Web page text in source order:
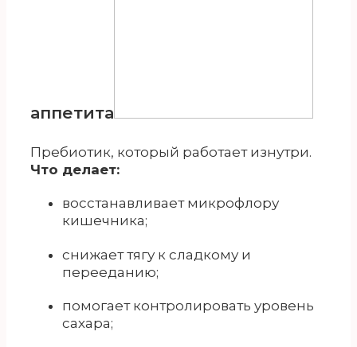
аппетита
Пребиотик, который работает изнутри.
Что делает:
восстанавливает микрофлору
кишечника;
снижает тягу к сладкому и
перееданию;
помогает контролировать уровень
сахара;